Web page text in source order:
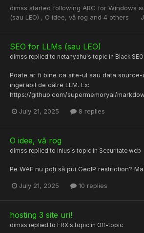
dimss started following ARC for Windows
(sau LEO) , O idee, vă rog and 4 others
SEO for LLMs (sau LEO)
dimss replied to netanyahu's topic in Black
Poate ar fi bine ca site-ul sau data
ingerabil de către LLM. Ex:
https://github.com/supermemoryai/
July 21, 2025 8 replies
O idee, vă rog
dimss replied to inius's topic in Securitate web
Pe WAF nu poți să pui GeoIP restriction?
July 21, 2025 10 replies
hosting 3 site uri!
dimss replied to FRX's topic in Off-topic